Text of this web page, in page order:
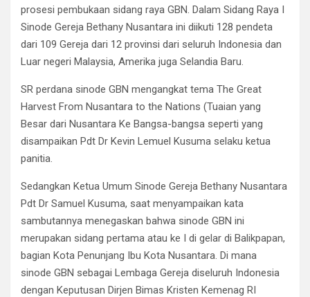
prosesi pembukaan sidang raya GBN. Dalam Sidang Raya I
Sinode Gereja Bethany Nusantara ini diikuti 128 pendeta
dari 109 Gereja dari 12 provinsi dari seluruh Indonesia dan
Luar negeri Malaysia, Amerika juga Selandia Baru.
SR perdana sinode GBN mengangkat tema The Great
Harvest From Nusantara to the Nations (Tuaian yang
Besar dari Nusantara Ke Bangsa-bangsa seperti yang
disampaikan Pdt Dr Kevin Lemuel Kusuma selaku ketua
panitia.
Sedangkan Ketua Umum Sinode Gereja Bethany Nusantara
Pdt Dr Samuel Kusuma, saat menyampaikan kata
sambutannya menegaskan bahwa sinode GBN ini
merupakan sidang pertama atau ke I di gelar di Balikpapan,
bagian Kota Penunjang Ibu Kota Nusantara. Di mana
sinode GBN sebagai Lembaga Gereja diseluruh Indonesia
dengan Keputusan Dirjen Bimas Kristen Kemenag RI